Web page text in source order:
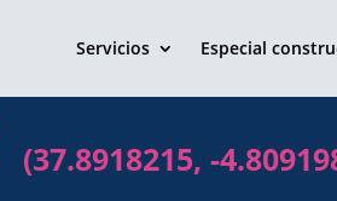
Servicios Especial
(37.8918215, -